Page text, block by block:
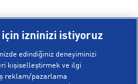
için izninizi istiyoruz
edindiğiniz deneyiminizi
kişiselleştirmek ve ilgi
reklam/pazarlama